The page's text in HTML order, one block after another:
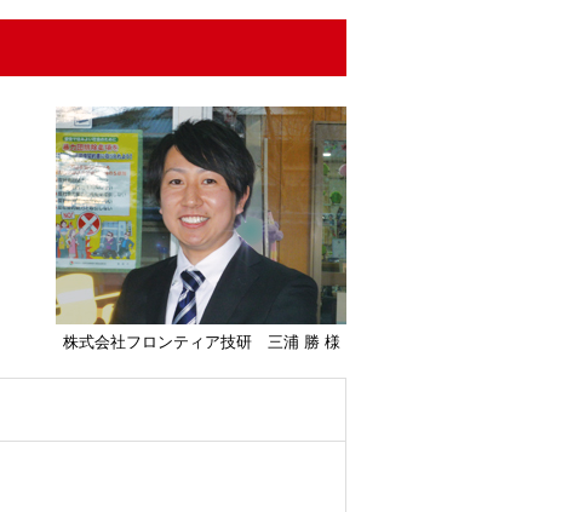
株式会社フロンティア技研 三浦 勝 様